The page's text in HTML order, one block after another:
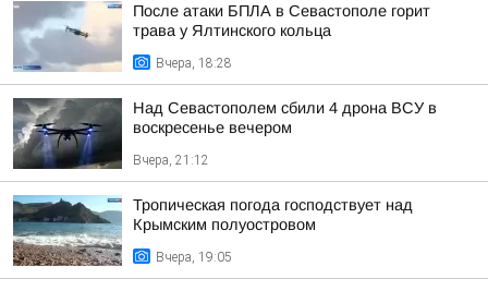
После атаки БПЛА в Севастополе горит
трава у Ялтинского кольца
Вчера, 18:28
Над Севастополем сбили 4 дрона ВСУ в
воскресенье вечером
Вчера, 21:12
Тропическая погода господствует над
Крымским полуостровом
Вчера, 19:05